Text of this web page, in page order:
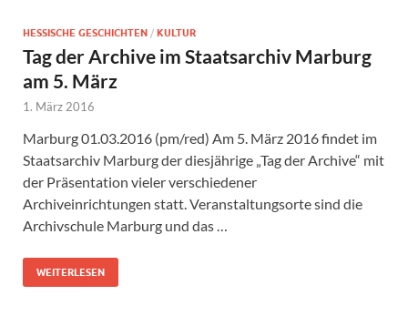
HESSISCHE GESCHICHTEN / KULTUR
Tag der Archive im Staatsarchiv Marburg
am 5. März
1. März 2016
Marburg 01.03.2016 (pm/red) Am 5. März 2016 findet im
Staatsarchiv Marburg der diesjährige „Tag der Archive“ mit
der Präsentation vieler verschiedener
Archiveinrichtungen statt. Veranstaltungsorte sind die
Archivschule Marburg und das …
WEITERLESEN